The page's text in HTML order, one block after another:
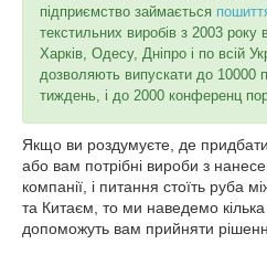
підприємство займається
текстильних виробів з 2003 року
Харків, Одесу, Дніпро і по всій
дозволяють випускати до 10000
тиждень, і до 2000 конференц
Якщо ви роздумуєте, де
або вам потрібні вироби з
компанії, і питання стоїть руба
та Китаєм, то ми наведемо кілька
допоможуть вам прийняти